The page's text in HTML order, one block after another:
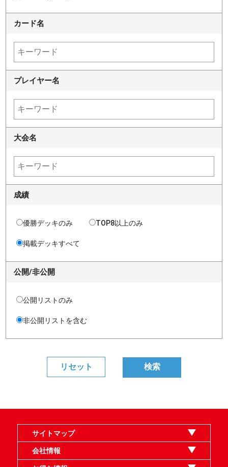
カード名
プレイヤー名
大会名
成績
優勝デッキのみ TOP8以上のみ
掲載デッキすべて
公開/非公開
公開リストのみ
非公開リストを含む
サイトマップ
オンラインショップ
買取
記事
選手一覧
デッキ検索
デッキ構築
イベント・大会
店舗のご案内
お問い合わせ
ヘルプ
FAQ
会社情報